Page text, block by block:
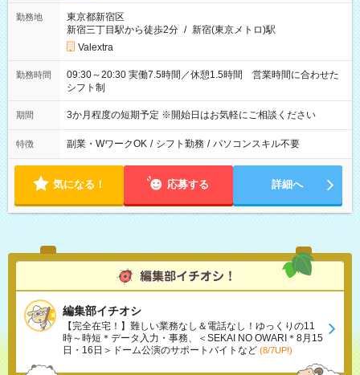
勤務地
東京都新宿区
新宿三丁目駅から徒歩2分 / 新宿(東京メトロ)駅
Valextra
勤務時間
09:30～20:30 実働7.5時間／休憩1.5時間 営業時間に合わせた
シフト制
期間 3か月程度の短期予定 ※開始日はお気軽にご相談ください
特徴 副業・WワークOK / シフト勤務 / パソコンスキル不要
気になる！ 応募する 詳細へ
編集部イチオシ
【完全在宅！】難しい業務なし＆電話なし！ゆっくりの11
時～時短＊データ入力・事務、＜SEKAI NO OWARI＊8月15
日・16日＞ドーム公演のサポートバイトなど (8/7UP!)